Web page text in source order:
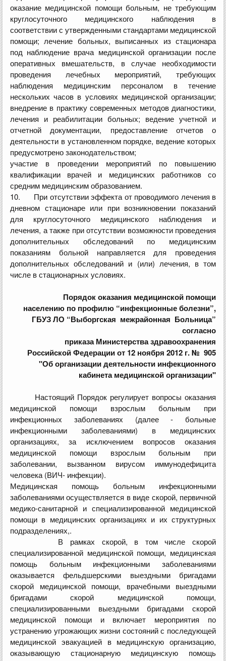
оказание медицинской помощи больным, не требующим
круглосуточного медицинского наблюдения в
соответствии с утвержденными стандартами медицинской
помощи; лечение больных, выписанных из стационара
под наблюдение врача медицинской организации после
оперативных вмешательств, в случае необходимости
проведения лечебных мероприятий, требующих
наблюдения медицинским персоналом в течение
нескольких часов в условиях медицинской организации;
внедрение в практику современных методов диагностики,
лечения и реабилитации больных; ведение учетной и
отчетной документации, предоставление отчетов о
деятельности в установленном порядке, ведение которых
предусмотрено законодательством;
участие в проведении мероприятий по повышению
квалификации врачей и медицинских работников со
средним медицинским образованием.
10. При отсутствии эффекта от проводимого лечения в
дневном стационаре или при возникновении показаний
для круглосуточного медицинского наблюдения и
лечения, а также при отсутствии возможности проведения
дополнительных обследований по медицинским
показаниям больной направляется для проведения
дополнительных обследований и (или) лечения, в том
числе в стационарных условиях.
Порядок оказания медицинской помощи
населению по профилю “инфекционные болезни”,
ГБУЗ ЛО “Выборгская межрайонная Больница”
согласно
приказа Министерства здравоохранения
Российской Федерации от 12 ноября 2012 г. № 905
"Об организации деятельности инфекционного
кабинета медицинской организации"
Настоящий Порядок регулирует вопросы оказания
медицинской помощи взрослым больным при
инфекционных заболеваниях (далее - больные
инфекционными заболеваниями) в медицинских
организациях, за исключением вопросов оказания
медицинской помощи взрослым больным при
заболевании, вызванном вирусом иммунодефицита
человека (ВИЧ- инфекции).
Медицинская помощь больным инфекционными
заболеваниями осуществляется в виде скорой, первичной
медико-санитарной и специализированной медицинской
помощи в медицинских организациях и их структурных
подразделениях,.
В рамках скорой, в том числе скорой
специализированной медицинской помощи, медицинская
помощь больным инфекционными заболеваниями
оказывается фельдшерскими выездными бригадами
скорой медицинской помощи, врачебными выездными
бригадами скорой медицинской помощи,
специализированными выездными бригадами скорой
медицинской помощи и включает мероприятия по
устранению угрожающих жизни состояний с последующей
медицинской эвакуацией в медицинскую организацию,
оказывающую стационарную медицинскую помощь